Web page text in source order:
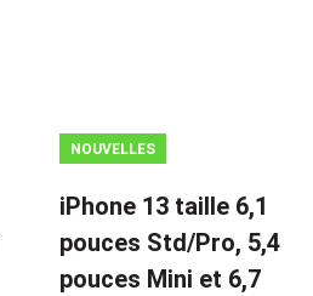
NOUVELLES
iPhone 13 taille 6,1
pouces Std/Pro, 5,4
pouces Mini et 6,7